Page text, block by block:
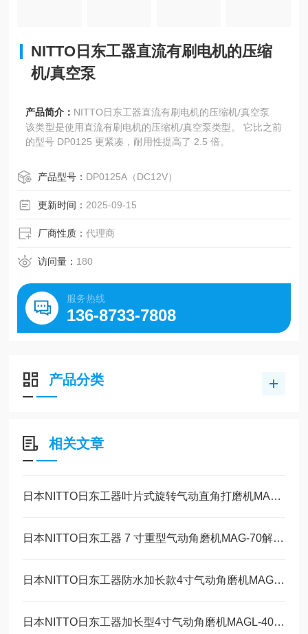
NITTO日东工器直流有刷电机的压缩
机/真空泵
产品简介： NITTO日东工器直流有刷电机的压缩机/真空泵
该类型是使用直流有刷电机的压缩机/真空泵类型。 它比之前
的型号 DP0125 更紧凑，耐用性提高了 2.5 倍。
产品型号： DP0125A（DC12V）
更新时间： 2025-09-15
厂商性质：代理商
访问量： 180
服务热线
136-8733-7808
产品分类
相关文章
日本NITTO日东工器叶片式旋转气动直角打磨机MAS-20B工作原理
日本NITTO日东工器 7 寸重型气动角磨机MAG-70解决方案
日本NITTO日东工器防水加长款4寸气动角磨机MAGW-40维修保养
日本NITTO日东工器加长型4寸气动角磨机MAGL-40技术参数